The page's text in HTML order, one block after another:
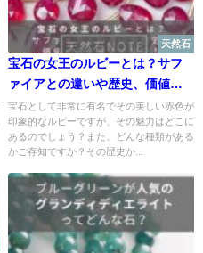
天然石
宝石の女王のルビーとは？サフ
ァイアとの違いや歴史、価値や
石言葉まで解説！
宝石として非常に有名でその美しい赤色が
印象的なルビーですが、その魅力はどこに
あるのでしょう？また、どんな種類がある
かご存知ですか？その歴史か...